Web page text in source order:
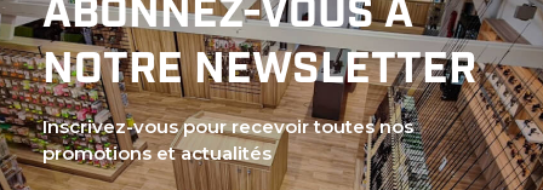
ABONNEZ-VOUS À
NOTRE NEWSLETTER
Inscrivez-vous pour recevoir toutes nos
promotions et actualités